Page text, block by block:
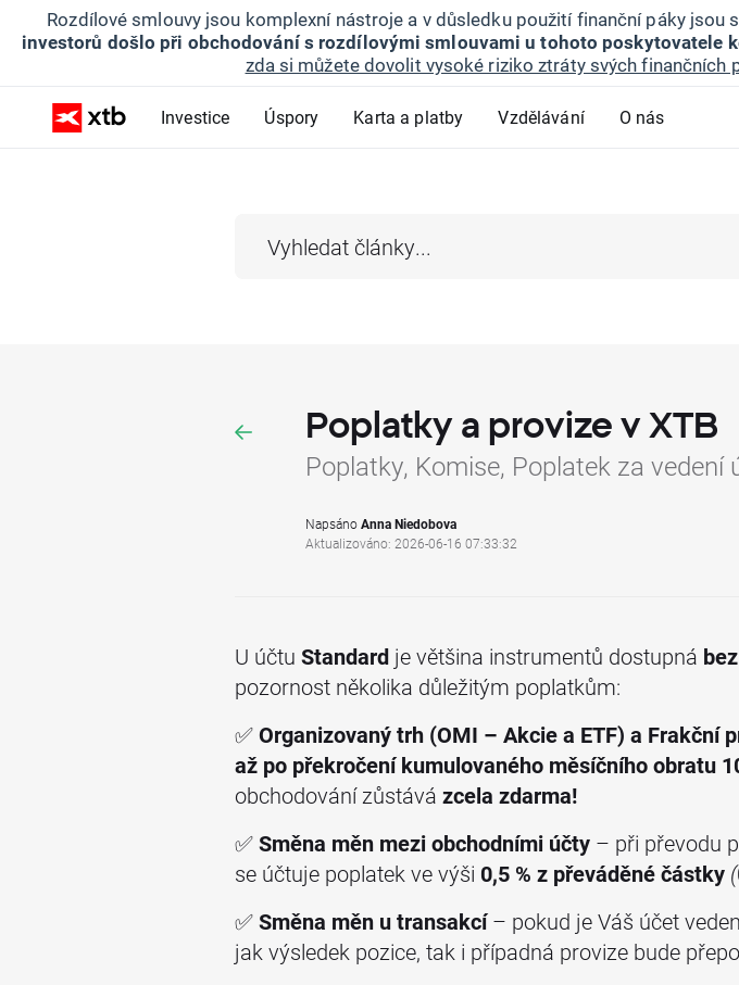
Rozdílové smlouvy jsou komplexní nástroje a v důsledku použití finanční páky
investorů došlo při obchodování s rozdílovými smlouvami u tohoto poskytovatele
zda si můžete dovolit vysoké riziko ztráty svých finančních
Investice Úspory Karta a platby Vzdělávání O nás
Poplatky a provize v XTB
Poplatky, Komise, Poplatek za vedení
NapsánoAnna Niedobova
Aktualizováno: 2026-06-16 07:33:32
U účtu Standard je většina instrumentů dostupná
pozornost několika důležitým poplatkům:
✅Organizovaný trh (OMI – Akcie a ETF) a Frakční
až po překročení kumulovaného měsíčního obratu
obchodování zůstává zcela zdarma!
✅Směna měn mezi obchodními účty – při převodu
se účtuje poplatek ve výši 0,5 % z převáděné částky (
✅Směna měn u transakcí– pokud je Váš účet
jak výsledek pozice, tak i případná provize bude